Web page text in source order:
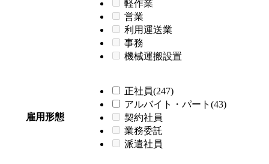
軽作業
営業
利用運送業
事務
機械運搬設置
雇用形態
正社員(247)
アルバイト・パート(43)
契約社員
業務委託
派遣社員